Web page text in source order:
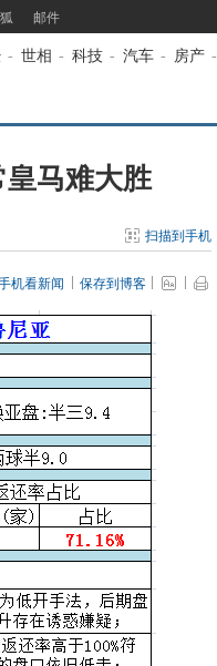
邮件
- 世相 - 科技 - 汽车 - 房产 -
马难大胜
扫描到手机
机看新闻 保存到博客